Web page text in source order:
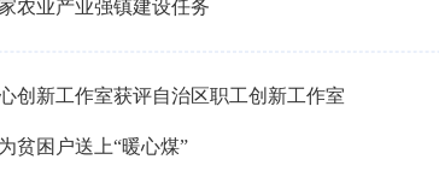
农业产业强镇建设任务
创新工作室获评自治区职工创新工作室
贫困户送上“暖心煤”